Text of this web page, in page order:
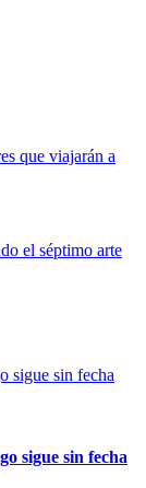
que viajarán a
el séptimo arte
sigue sin fecha